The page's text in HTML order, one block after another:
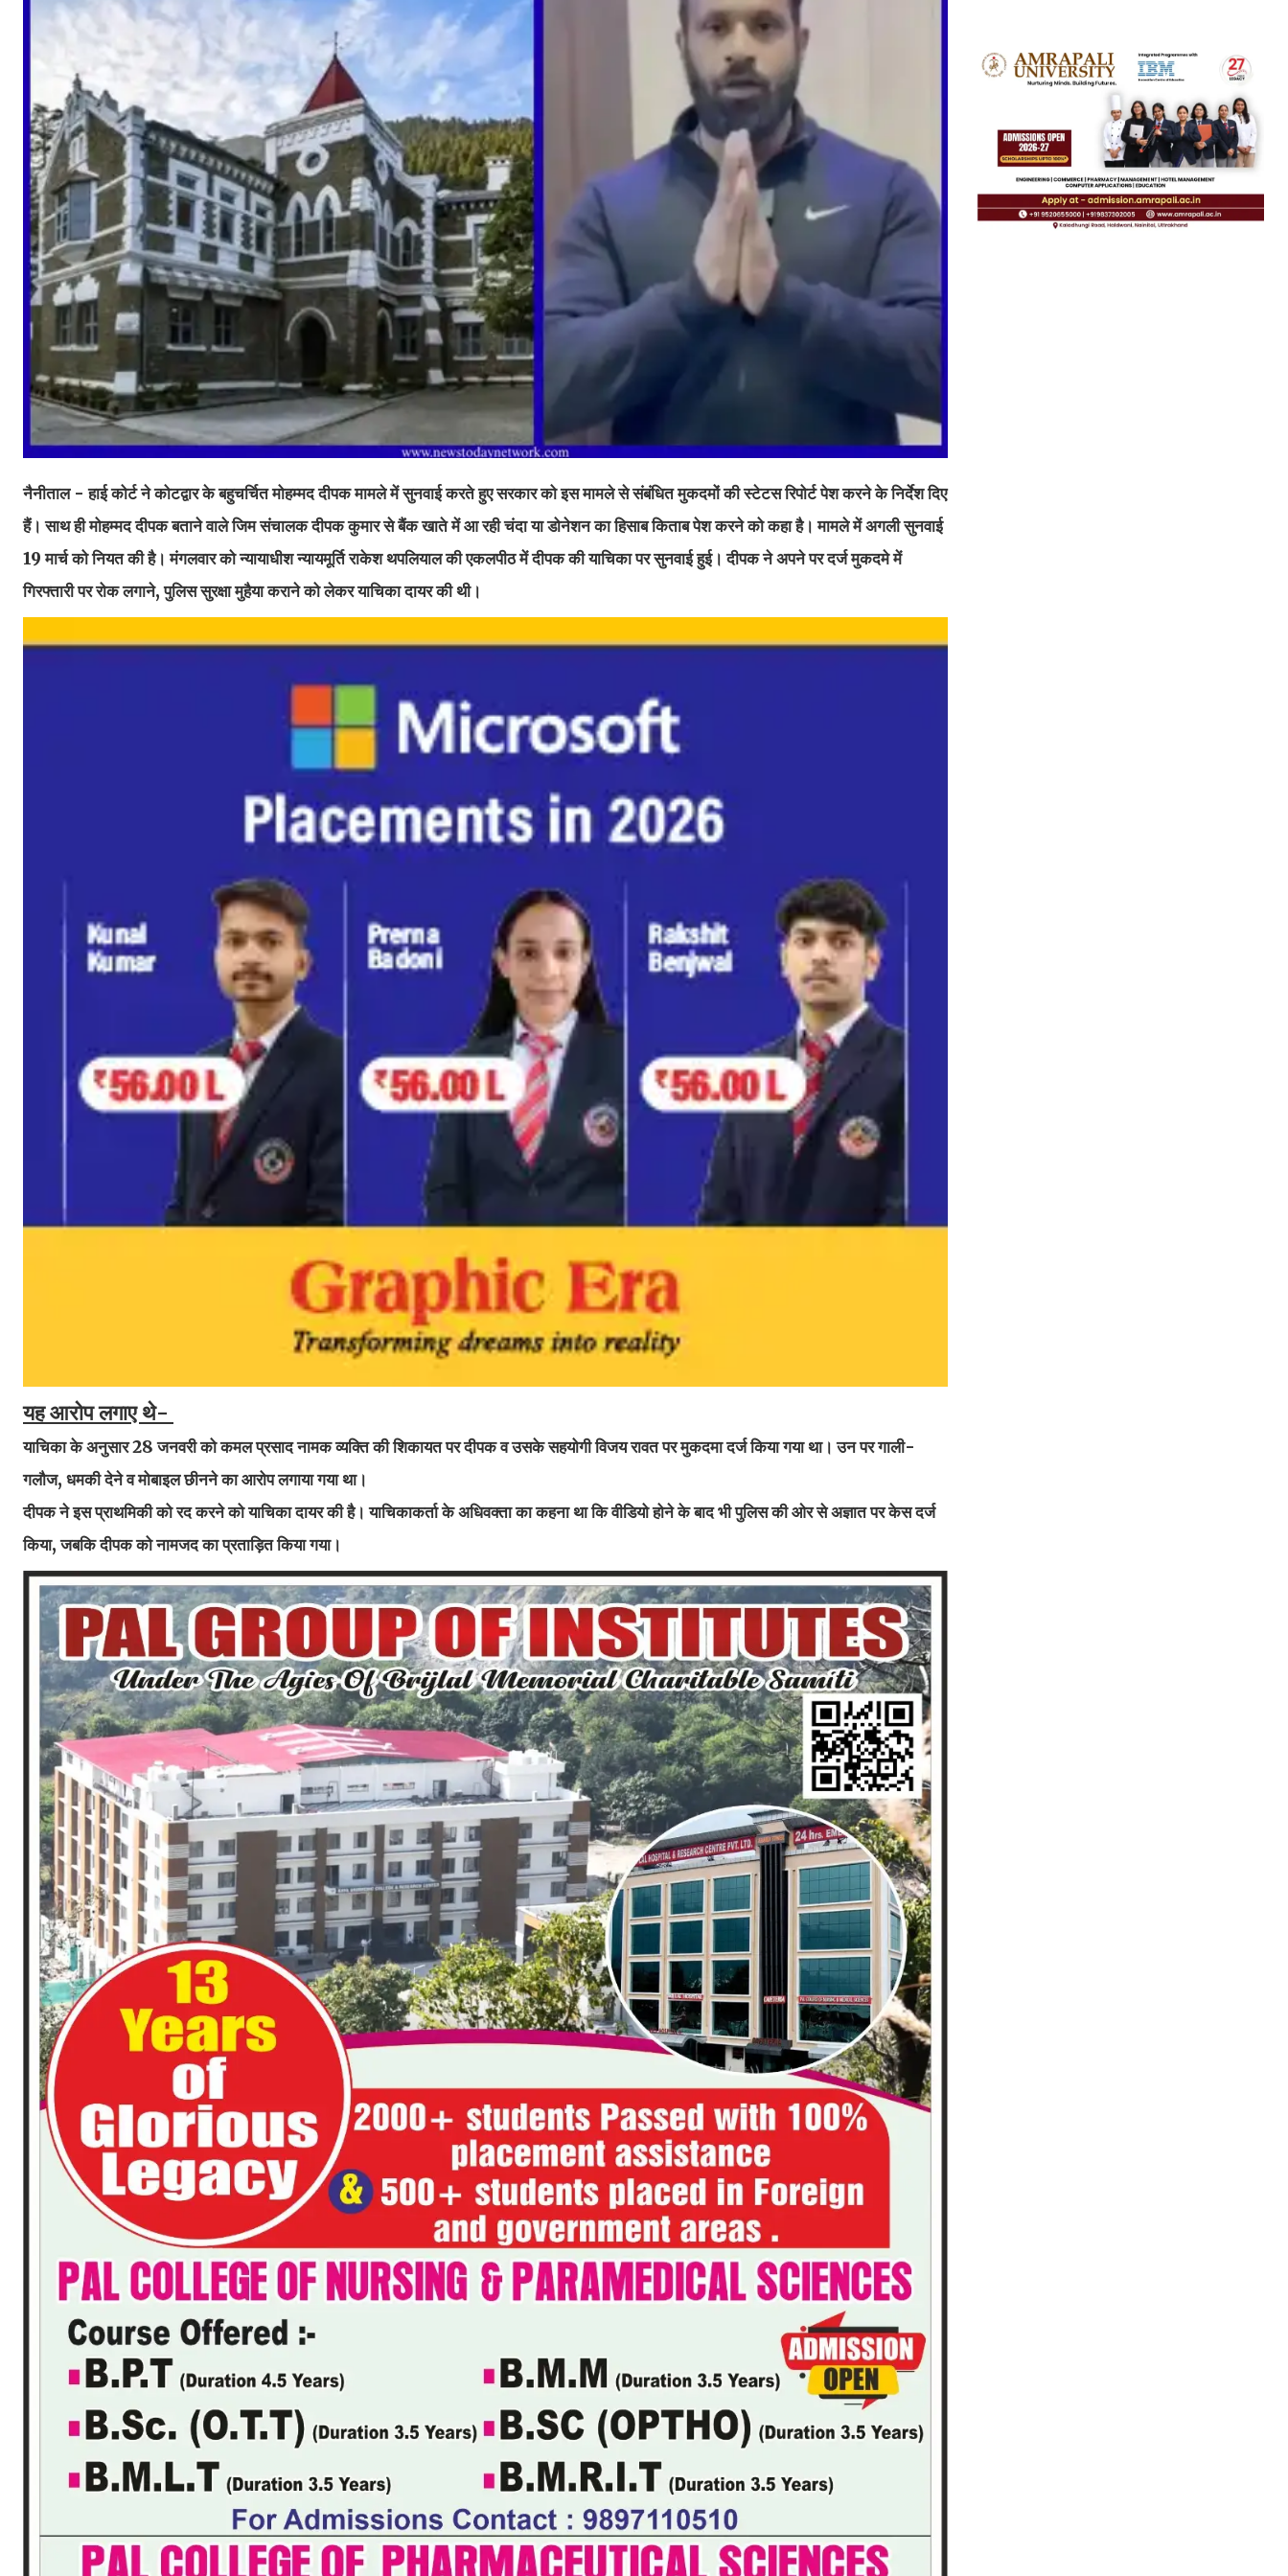
नैनीताल - हाई कोर्ट ने कोटद्वार के बहुचर्चित मोहम्मद दीपक मामले में सुनवाई करते हुए सरकार को इस मामले से संबंधित मुकदमों की स्टेटस रिपोर्ट पेश करने के निर्देश दिए
हैं। साथ ही मोहम्मद दीपक बताने वाले जिम संचालक दीपक कुमार से बैंक खाते में आ रही चंदा या डोनेशन का हिसाब किताब पेश करने को कहा है। मामले में अगली सुनवाई
19 मार्च को नियत की है। मंगलवार को न्यायाधीश न्यायमूर्ति राकेश थपलियाल की एकलपीठ में दीपक की याचिका पर सुनवाई हुई। दीपक ने अपने पर दर्ज मुकदमे में
गिरफ्तारी पर रोक लगाने, पुलिस सुरक्षा मुहैया कराने को लेकर याचिका दायर की थी।
यह आरोप लगाए थे-
याचिका के अनुसार 28 जनवरी को कमल प्रसाद नामक व्यक्ति की शिकायत पर दीपक व उसके सहयोगी विजय रावत पर मुकदमा दर्ज किया गया था। उन पर गाली-
गलौज, धमकी देने व मोबाइल छीनने का आरोप लगाया गया था।
दीपक ने इस प्राथमिकी को रद करने को याचिका दायर की है। याचिकाकर्ता के अधिवक्ता का कहना था कि वीडियो होने के बाद भी पुलिस की ओर से अज्ञात पर केस दर्ज
किया, जबकि दीपक को नामजद का प्रताड़ित किया गया।